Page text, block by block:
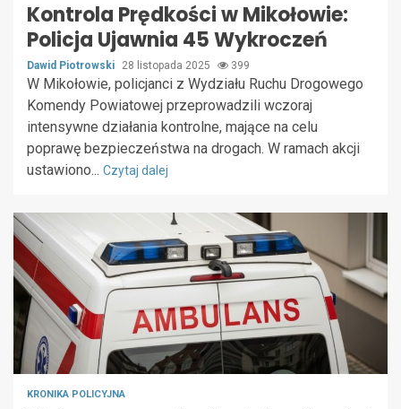
Kontrola Prędkości w Mikołowie:
Policja Ujawnia 45 Wykroczeń
Dawid Piotrowski 28 listopada 2025 399
W Mikołowie, policjanci z Wydziału Ruchu Drogowego
Komendy Powiatowej przeprowadzili wczoraj
intensywne działania kontrolne, mające na celu
poprawę bezpieczeństwa na drogach. W ramach akcji
ustawiono... Czytaj dalej
KRONIKA POLICYJNA